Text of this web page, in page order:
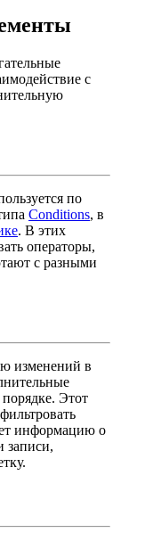
с
по
Conditions, в
. В этих
операторы,
с разными
изменений в
Этот
информацию о
записи,